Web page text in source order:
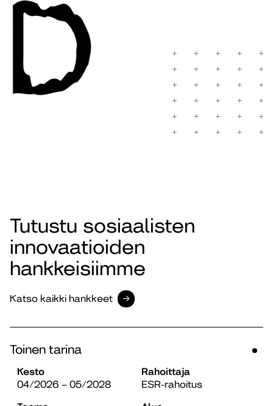
Tutustu sosiaalisten
innovaatioiden
hankkeisiimme
Katso kaikki hankkeet
Toinen tarina
Kesto
04/2026 – 05/2028
Rahoittaja
ESR-rahoitus